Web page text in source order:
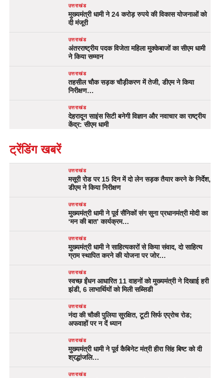
उत्तराखंड
मुख्यमंत्री धामी ने 24 करोड़ रुपये की विकास योजनाओं को
दी मंजूरी
उत्तराखंड
अंतरराष्ट्रीय पदक विजेता महिला मुक्केबाजों का सीएम धामी
ने किया सम्मान
उत्तराखंड
तहसील चौक सड़क चौड़ीकरण में तेजी, डीएम ने किया
निरीक्षण…
उत्तराखंड
देहरादून साइंस सिटी बनेगी विज्ञान और नवाचार का राष्ट्रीय
केंद्र: सीएम धामी
ट्रेंडिंग खबरें
उत्तराखंड
मसूरी रोड पर 15 दिन में दो लेन सड़क तैयार करने के निर्देश,
डीएम ने किया निरीक्षण
उत्तराखंड
मुख्यमंत्री धामी ने पूर्व सैनिकों संग सुना प्रधानमंत्री मोदी का
‘मन की बात’ कार्यक्रम…
उत्तराखंड
मुख्यमंत्री धामी ने साहित्यकारों से किया संवाद, दो साहित्य
ग्राम स्थापित करने की योजना पर जोर…
उत्तराखंड
स्वच्छ ईंधन आधारित 11 वाहनों को मुख्यमंत्री ने दिखाई हरी
झंडी, 6 लाभार्थियों को मिली सब्सिडी
उत्तराखंड
नंदा की चौकी पुलिया सुरक्षित, टूटी सिर्फ एप्रोच रोड;
अफवाहों पर न दें ध्यान
उत्तराखंड
मुख्यमंत्री धामी ने पूर्व कैबिनेट मंत्री हीरा सिंह बिष्ट को दी
श्रद्धांजलि…
उत्तराखंड